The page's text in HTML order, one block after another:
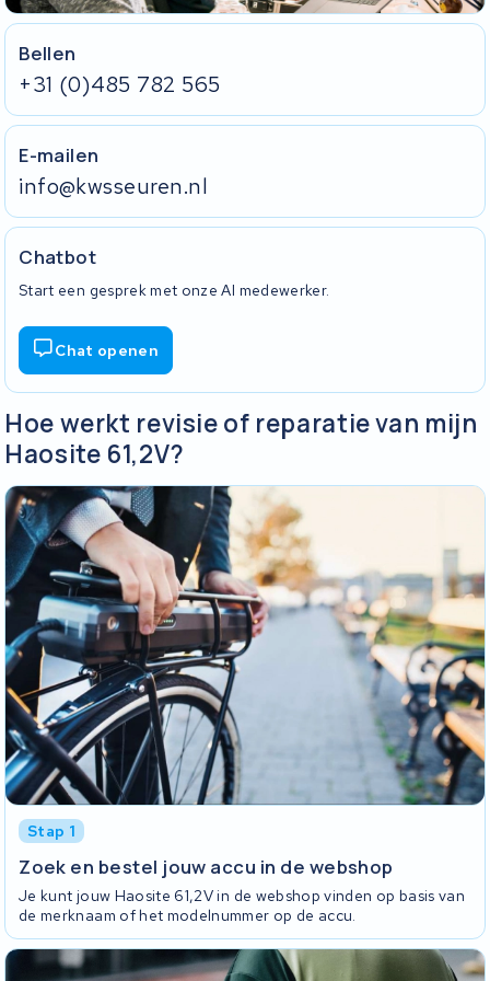
Bellen
+31 (0)485 782 565
E-mailen
info@kwsseuren.nl
Chatbot
Start een gesprek met onze AI medewerker.
Chat openen
Hoe werkt revisie of reparatie van mijn
Haosite 61,2V?
Stap 1
Zoek en bestel jouw accu in de webshop
Je kunt jouw Haosite 61,2V in de webshop vinden op basis van
de merknaam of het modelnummer op de accu.